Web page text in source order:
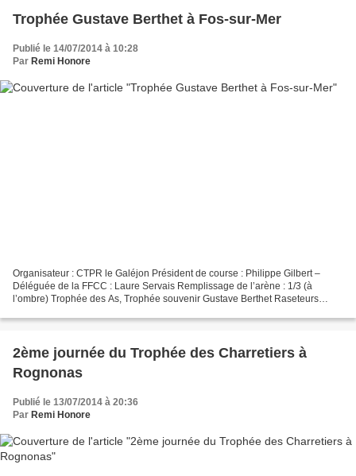
Trophée Gustave Berthet à Fos-sur-Mer
Publié le 14/07/2014 à 10:28
Par Remi Honore
Organisateur : CTPR le Galéjon Président de course : Philippe Gilbert –
Déléguée de la FFCC : Laure Servais Remplissage de l’arène : 1/3 (à
l’ombre) Trophée des As, Trophée souvenir Gustave Berthet Raseteurs
2ème journée du Trophée des Charretiers à
Rognonas
Publié le 13/07/2014 à 20:36
Par Remi Honore